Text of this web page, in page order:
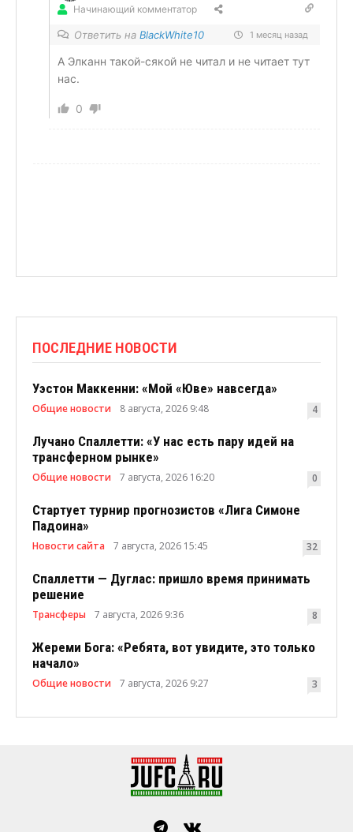
Начинающий комментатор
Ответить на BlackWhite10 1 месяц назад
А Элканн такой-сякой не читал и не читает тут
нас.
0
ПОСЛЕДНИЕ НОВОСТИ
Уэстон Маккенни: «Мой «Юве» навсегда»
Общие новости 8 августа, 2026 9:48 4
Лучано Спаллетти: «У нас есть пару идей на
трансферном рынке»
Общие новости 7 августа, 2026 16:20 0
Стартует турнир прогнозистов «Лига Симоне
Падоина»
Новости сайта 7 августа, 2026 15:45 32
Спаллетти — Дуглас: пришло время принимать
решение
Трансферы 7 августа, 2026 9:36 8
Жереми Бога: «Ребята, вот увидите, это только
начало»
Общие новости 7 августа, 2026 9:27 3